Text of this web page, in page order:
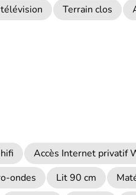
Terrain clos
Accès Internet privatif
ondes Lit 90 cm